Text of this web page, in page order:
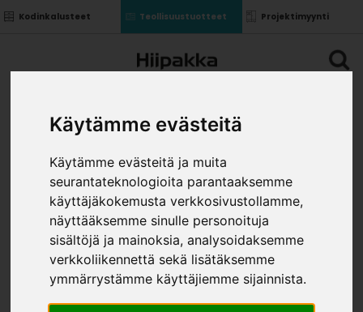
Käytämme evästeitä
Käytämme evästeitä ja muita
seurantateknologioita parantaaksemme
käyttäjäkokemusta verkkosivustollamme,
näyttääksemme sinulle personoituja
sisältöjä ja mainoksia, analysoidaksemme
verkkoliikennettä sekä lisätäksemme
ymmärrystämme käyttäjiemme sijainnista.
Kodinkalusteet Teollisuustuotteet Projektimyynti